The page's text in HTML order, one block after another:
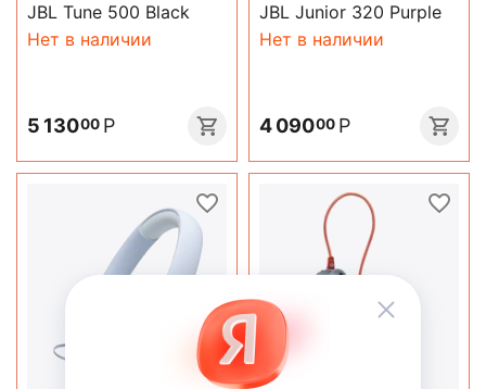
JBL Tune 500 Black
Нет в наличии
5 13000 Р
JBL Junior 320 Purple
Нет в наличии
4 09000 Р